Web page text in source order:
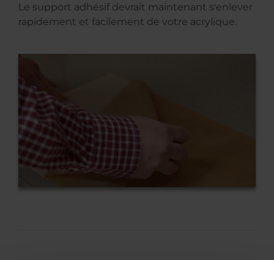
Le support adhésif devrait maintenant s'enlever
rapidement et facilement de votre acrylique.